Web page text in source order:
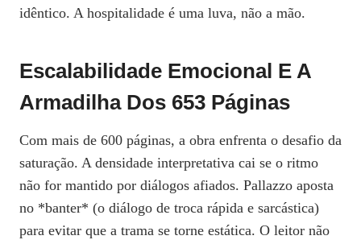
idêntico. A hospitalidade é uma luva, não a mão.
Escalabilidade Emocional E A
Armadilha Dos 653 Páginas
Com mais de 600 páginas, a obra enfrenta o desafio da
saturação. A densidade interpretativa cai se o ritmo
não for mantido por diálogos afiados. Pallazzo aposta
no *banter* (o diálogo de troca rápida e sarcástica)
para evitar que a trama se torne estática. O leitor não